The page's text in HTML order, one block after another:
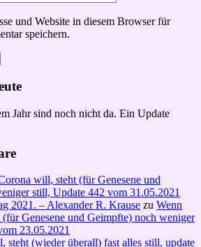
und Website in diesem Browser für
speichern.
Jahr sind noch nicht da. Ein Update
will, steht (für Genesene und
still, Update 442 vom 31.05.2021
2021. – Alexander R. Krause zu Wenn
Genesene und Geimpfte) noch weniger
23.05.2021
steht (wieder überall) fast alles still, update